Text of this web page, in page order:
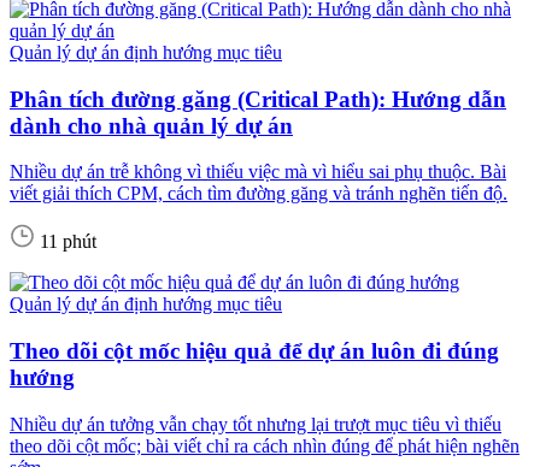
Quản lý dự án định hướng mục tiêu
Phân tích đường găng (Critical Path): Hướng dẫn
dành cho nhà quản lý dự án
Nhiều dự án trễ không vì thiếu việc mà vì hiểu sai phụ thuộc. Bài
viết giải thích CPM, cách tìm đường găng và tránh nghẽn tiến độ.
11 phút
Quản lý dự án định hướng mục tiêu
Theo dõi cột mốc hiệu quả để dự án luôn đi đúng
hướng
Nhiều dự án tưởng vẫn chạy tốt nhưng lại trượt mục tiêu vì thiếu
theo dõi cột mốc; bài viết chỉ ra cách nhìn đúng để phát hiện nghẽn